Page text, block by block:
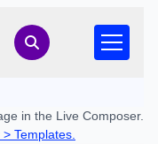
in the Live Composer.
Templates.